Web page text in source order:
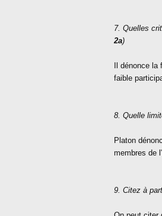
7. Quelles
2a)
Il dénonce
faible
8. Quelle
Platon
membres de
9. Citez à